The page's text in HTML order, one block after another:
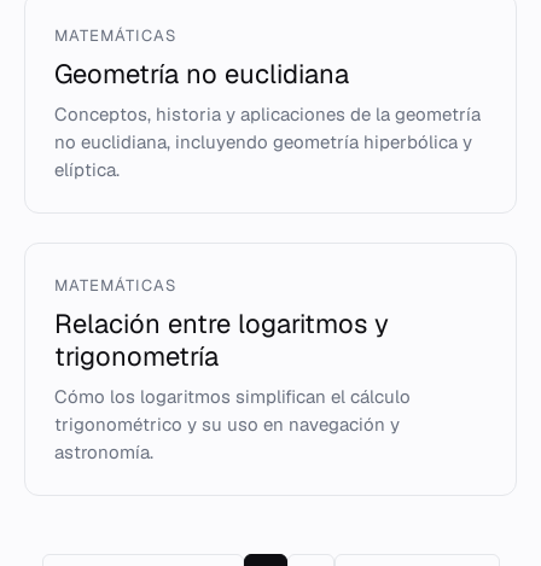
MATEMÁTICAS
Geometría no euclidiana
Conceptos, historia y aplicaciones de la geometría
no euclidiana, incluyendo geometría hiperbólica y
elíptica.
MATEMÁTICAS
Relación entre logaritmos y
trigonometría
Cómo los logaritmos simplifican el cálculo
trigonométrico y su uso en navegación y
astronomía.